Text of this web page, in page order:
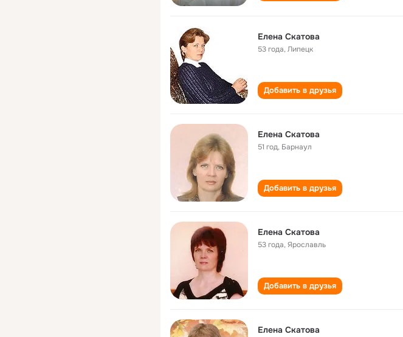
Елена Скатова
53 года,Липецк
Добавить в друзья
Елена Скатова
51 год, Барнаул
Добавить в друзья
Елена Скатова
53 года,Ярославль
Добавить в друзья
Елена Скатова